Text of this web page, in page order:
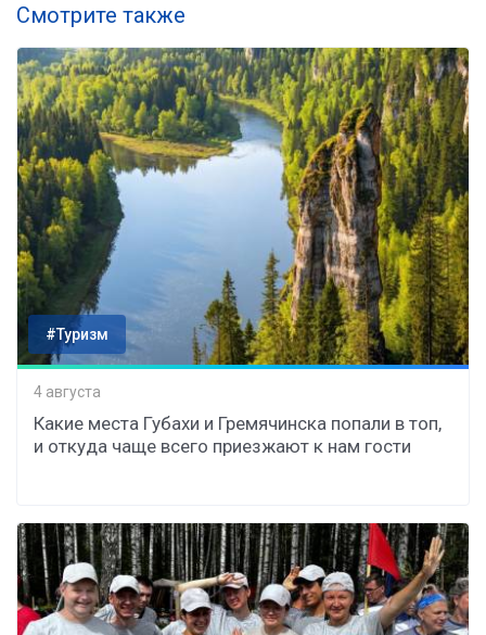
Смотрите также
#Туризм
4 августа
Какие места Губахи и Гремячинска попали в топ,
и откуда чаще всего приезжают к нам гости